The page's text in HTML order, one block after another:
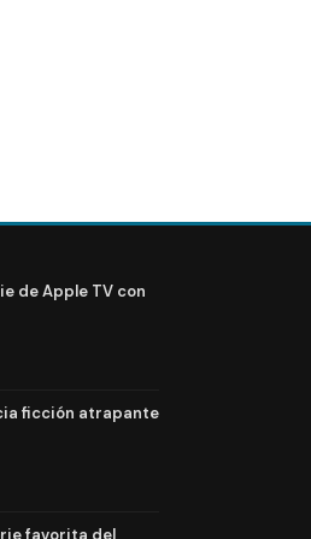
de Apple TV con
ficción atrapante
favorita del